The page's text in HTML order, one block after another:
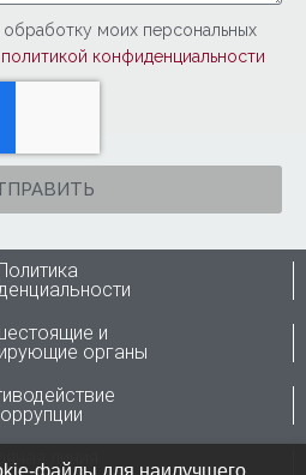
обработку моих персональных
политикой конфиденциальности
Политика
и
органы
линия